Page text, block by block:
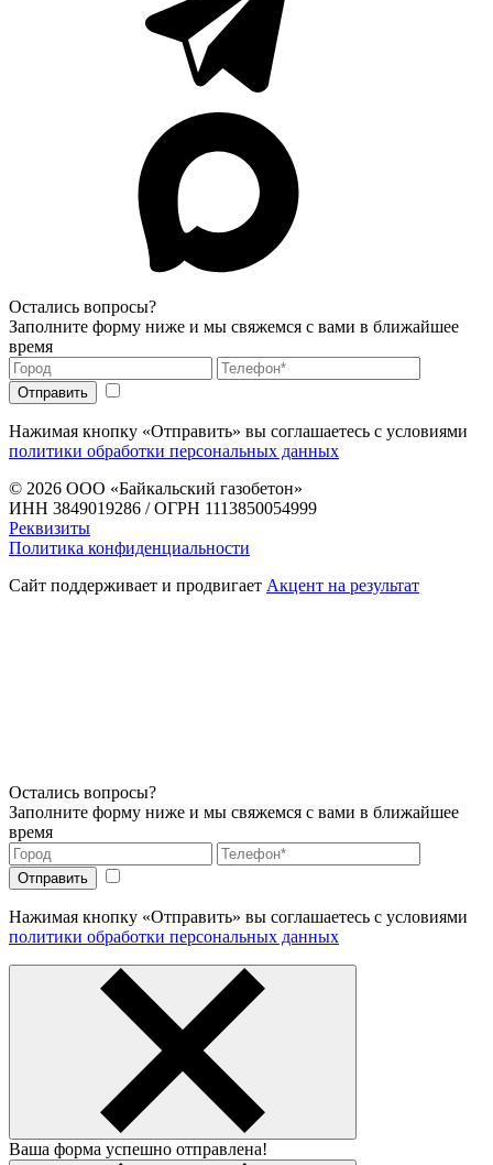
Остались вопросы?
Заполните форму ниже и мы свяжемся с вами в ближайшее
время
Нажимая кнопку «Отправить» вы соглашаетесь с условиями
политики обработки персональных данных
© 2026 ООО «Байкальский газобетон»
ИНН 3849019286 / ОГРН 1113850054999
Реквизиты
Политика конфиденциальности
Сайт поддерживает и продвигает Акцент на результат
Остались вопросы?
Заполните форму ниже и мы свяжемся с вами в ближайшее
время
Нажимая кнопку «Отправить» вы соглашаетесь с условиями
политики обработки персональных данных
Ваша форма успешно отправлена!